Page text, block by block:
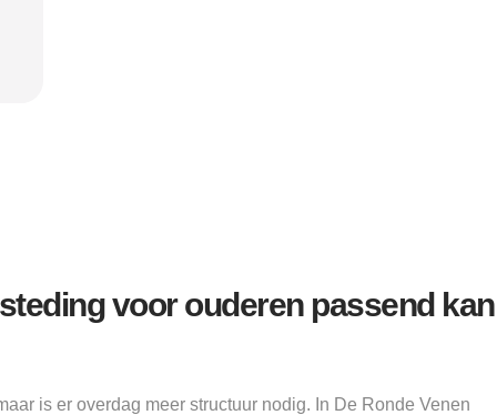
voor ouderen passend kan
is er overdag meer structuur nodig. In De Ronde Venen